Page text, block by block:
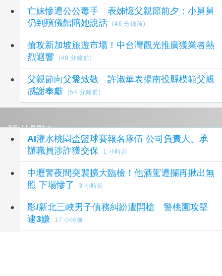
亡妹慘遭公公毒手 表姊憶父親節前夕：小舅舅
仍到殯儀館陪她說話
(46 分鐘前)
搶攻新加坡旅遊市場！中台灣觀光推廣獲業者熱
烈迴響
(49 分鐘前)
父親節向父愛致敬 許淑華表揚南投縣模範父親
感謝奉獻
(54 分鐘前)
延伸閱讀
AI灌水桃園盃籃球賽報名隊伍 公司負責人、承
辦職員涉詐獲交保
1 小時前
中壢警夜間突襲擴大臨檢！他酒駕遭攔再揪出無
照 下場慘了
3 小時前
影/新北三峽男子債務糾紛遭開槍 警桃園攻堅
逮3嫌
17 小時前